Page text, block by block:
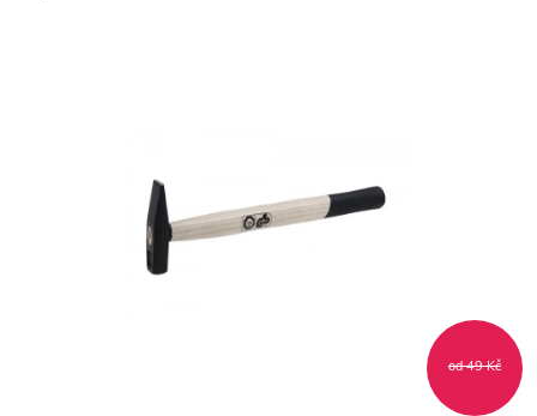
od 49 Kč